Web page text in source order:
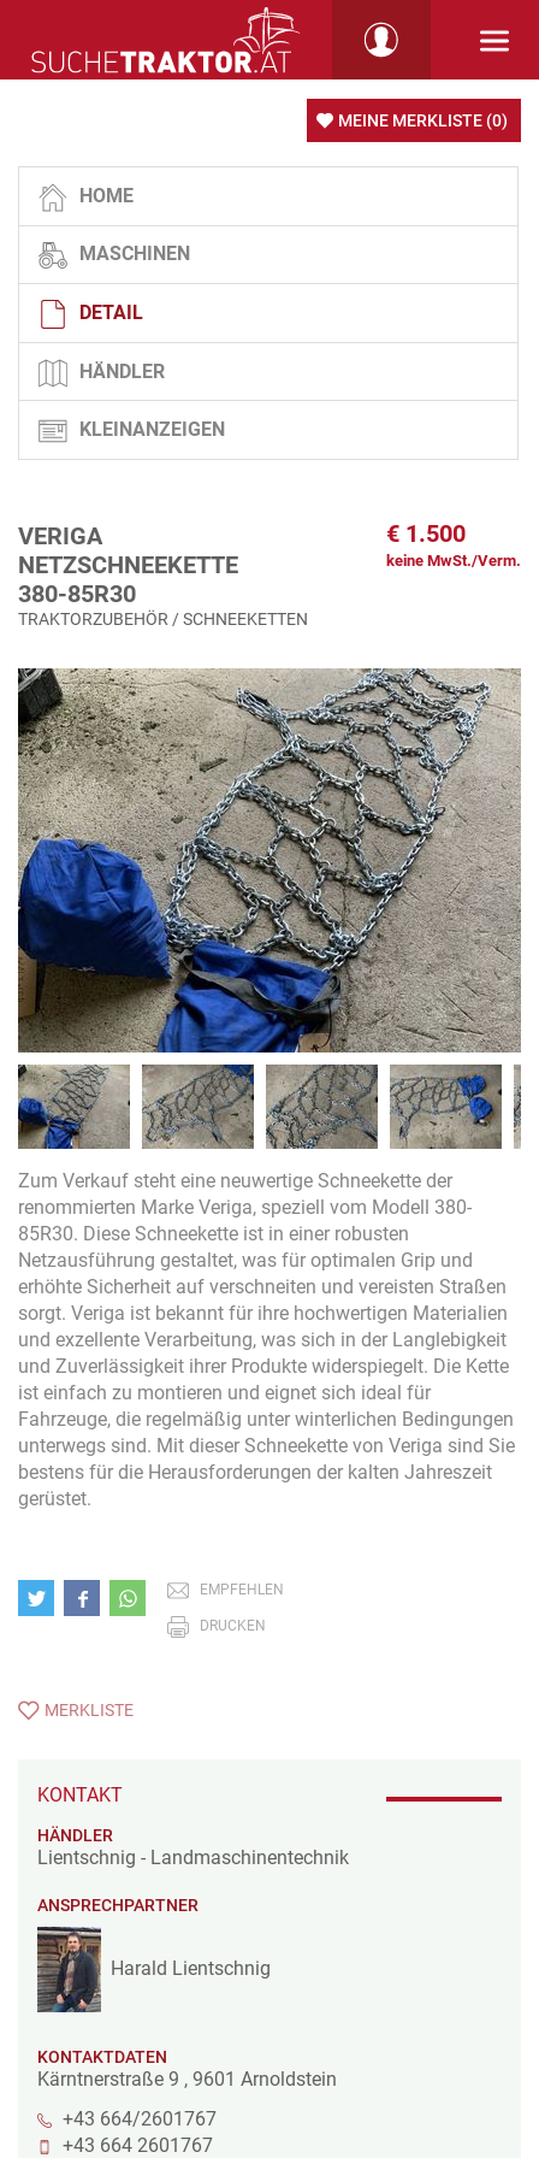
MEINE MERKLISTE (0)
HOME
MASCHINEN
DETAIL
HÄNDLER
KLEINANZEIGEN
VERIGA
NETZSCHNEEKETTE
380-85R30
€ 1.500
keine MwSt./Verm.
TRAKTORZUBEHÖR / SCHNEEKETTEN
Zum Verkauf steht eine neuwertige Schneekette der
renommierten Marke Veriga, speziell vom Modell 380-
85R30. Diese Schneekette ist in einer robusten
Netzausführung gestaltet, was für optimalen Grip und
erhöhte Sicherheit auf verschneiten und vereisten Straßen
sorgt. Veriga ist bekannt für ihre hochwertigen Materialien
und exzellente Verarbeitung, was sich in der Langlebigkeit
und Zuverlässigkeit ihrer Produkte widerspiegelt. Die Kette
ist einfach zu montieren und eignet sich ideal für
Fahrzeuge, die regelmäßig unter winterlichen Bedingungen
unterwegs sind. Mit dieser Schneekette von Veriga sind Sie
bestens für die Herausforderungen der kalten Jahreszeit
gerüstet.
EMPFEHLEN
DRUCKEN
MERKLISTE
KONTAKT
HÄNDLER
Lientschnig - Landmaschinentechnik
ANSPRECHPARTNER
Harald Lientschnig
KONTAKTDATEN
Kärntnerstraße 9 , 9601 Arnoldstein
+43 664/2601767
+43 664 2601767